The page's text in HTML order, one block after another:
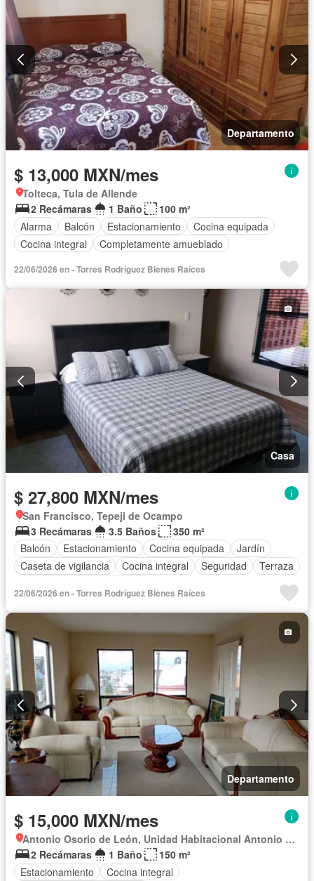
Departamento
$ 13,000 MXN/mes
Tolteca, Tula de Allende
2 Recámaras
1 Baño
100 m²
Alarma
Balcón Estacionamiento
Cocina equipada
Cocina integral
Completamente amueblado
22/06/2026 en - Torres Rodríguez Bienes Raíces
Casa
$ 27,800 MXN/mes
San Francisco, Tepeji de Ocampo
3 Recámaras
3.5 Baños
350 m²
Balcón
Estacionamiento Cocina equipada
Jardín
Caseta de vigilancia
Cocina integral Seguridad
Terraza
22/06/2026 en - Torres Rodríguez Bienes Raíces
Departamento
$ 15,000 MXN/mes
Antonio Osorio de León, Unidad Habitacional Antonio Osorio de León
2 Recámaras
1 Baño
150 m²
Estacionamiento
Cocina integral